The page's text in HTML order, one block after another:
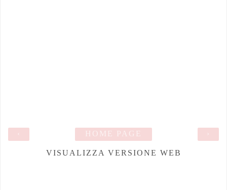
›
HOME PAGE
VISUALIZZA VERSIONE WEB